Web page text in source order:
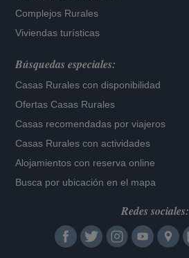
Complejos Rurales
Viviendas turísticas
Búsquedas especiales:
Casas Rurales con disponibilidad
Ofertas Casas Rurales
Casas recomendadas por viajeros
Casas Rurales con actividades
Alojamientos con reserva online
Busca por ubicación en el mapa
Redes sociales: